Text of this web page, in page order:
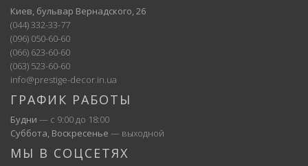
Киев, бульвар Вернадского, 26
(044) 332-33-77
(096) 050-60-60
(066) 623-60-60
(063) 523-60-60
info@prestige-decor.in.ua
ГРАФИК РАБОТЫ
Будни — с 9:00 до 18:00
Суббота, Воскресенье — выходной
МЫ В СОЦСЕТЯХ